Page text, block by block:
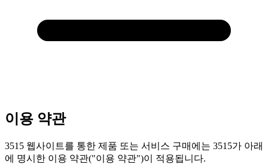
이용 약관
3515 웹사이트를 통한 제품 또는 서비스 구매에는 3515가 아래
에 명시한 이용 약관("이용 약관")이 적용됩니다.